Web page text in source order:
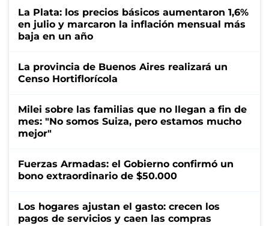
La Plata: los precios básicos aumentaron 1,6%
en julio y marcaron la inflación mensual más
baja en un año
La provincia de Buenos Aires realizará un
Censo Hortiflorícola
Milei sobre las familias que no llegan a fin de
mes: "No somos Suiza, pero estamos mucho
mejor"
Fuerzas Armadas: el Gobierno confirmó un
bono extraordinario de $50.000
Los hogares ajustan el gasto: crecen los
pagos de servicios y caen las compras